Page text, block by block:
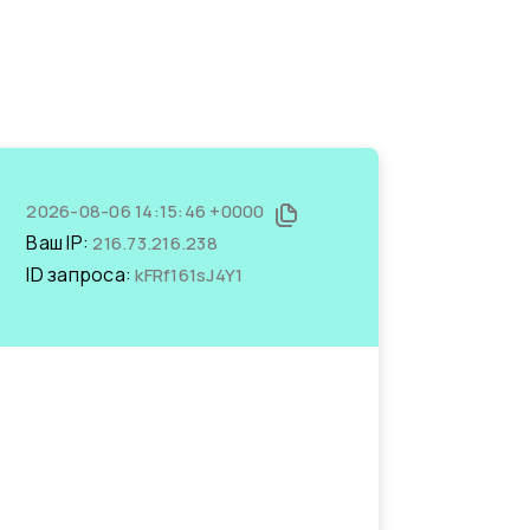
2026-08-06 14:15:46 +0000
Ваш IP:216.73.216.238
ID запроса:kFRf161sJ4Y1